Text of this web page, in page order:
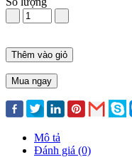
Thêm vào giỏ
Mua ngay
Mô tả
Đánh giá (0)